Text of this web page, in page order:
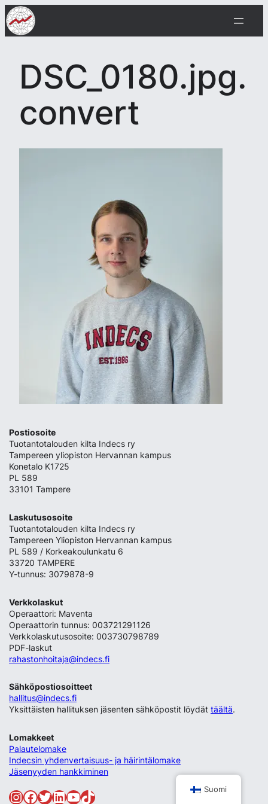
Siirry
sisältöön
DSC_0180.jpg.
convert
Postiosoite
Tuotantotalouden kilta Indecs ry
Tampereen yliopiston Hervannan kampus
Konetalo K1725
PL 589
33101 Tampere
Laskutusosoite
Tuotantotalouden kilta Indecs ry
Tampereen Yliopiston Hervannan kampus
PL 589 / Korkeakoulunkatu 6
33720 TAMPERE
Y-tunnus: 3079878-9
Verkkolaskut
Operaattori: Maventa
Operaattorin tunnus: 003721291126
Verkkolaskutusosoite: 003730798789
PDF-laskut
rahastonhoitaja@indecs.fi
Sähköpostiosoitteet
hallitus@indecs.fi
Yksittäisten hallituksen jäsenten sähköpostit löydättäältä.
Lomakkeet
Palautelomake
Indecsin yhdenvertaisuus- ja häirintälomake
Jäsenyyden hankkiminen
InstagramFacebook Twitter LinkedIn YouTube TikTok Suomi